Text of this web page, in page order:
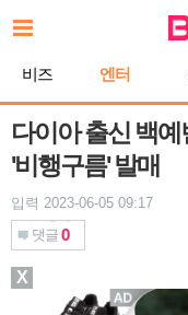
문
비즈 엔터
다이아 출신 백
'비행구름' 발매
입력 2023-06-05 09:17
댓글 0
X